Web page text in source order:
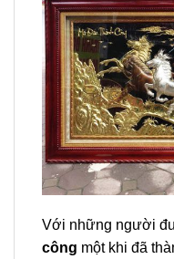
Với những người
công một khi đã